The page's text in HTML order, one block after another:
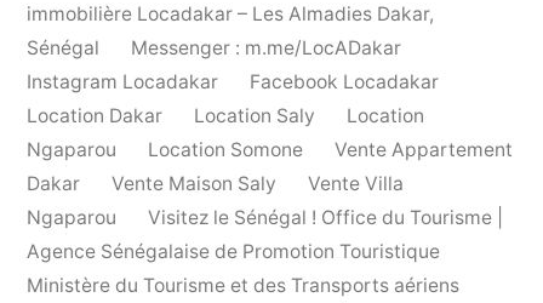
immobilière Locadakar – Les Almadies Dakar,
Sénégal
Messenger : m.me/LocADakar
Instagram Locadakar
Facebook Locadakar
Location Dakar
Location Saly
Location
Ngaparou
Location Somone
Vente Appartement
Dakar
Vente Maison Saly
Vente Villa
Ngaparou
Visitez le Sénégal ! Office du Tourisme |
Agence Sénégalaise de Promotion Touristique
Ministère du Tourisme et des Transports aériens